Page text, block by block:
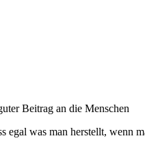
Beitrag an die Menschen
egal was man herstellt, wenn